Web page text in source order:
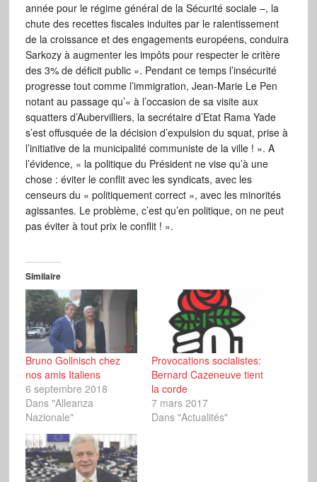
année pour le régime général de la Sécurité sociale –, la
chute des recettes fiscales induites par le ralentissement
de la croissance et des engagements européens, conduira
Sarkozy à augmenter les impôts pour respecter le critère
des 3% de déficit public ». Pendant ce temps l’insécurité
progresse tout comme l’immigration, Jean-Marie Le Pen
notant au passage qu’« à l’occasion de sa visite aux
squatters d’Aubervilliers, la secrétaire d’Etat Rama Yade
s’est offusquée de la décision d’expulsion du squat, prise à
l’initiative de la municipalité communiste de la ville ! ». A
l’évidence, « la politique du Président ne vise qu’à une
chose : éviter le conflit avec les syndicats, avec les
censeurs du « politiquement correct », avec les minorités
agissantes. Le problème, c’est qu’en politique, on ne peut
pas éviter à tout prix le conflit ! ».
Similaire
Bruno Gollnisch chez
nos amis Italiens
6 septembre 2018
Dans "Alleanza
Nazionale"
Provocations socialistes:
Bernard Cazeneuve tient
la corde
7 mars 2017
Dans "Actualités"